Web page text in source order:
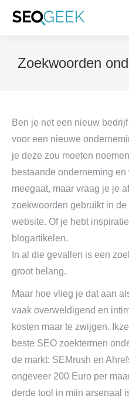
Zoekwoorden
Ben je net een nieuw
voor een nieuwe
je deze zou moeten
bestaande onderneming
meegaat, maar vraag je je
zoekwoorden gebruikt in
website. Of je hebt
blogartikelen.
In al die gevallen is een
groot belang.
Maar hoe vlieg je dat aan
vaak overweldigend en
kosten maar te zwijgen.
beste SEO zoektermen
de markt: SEMrush en
ongeveer 200 Euro per
derde tool in mijn arsenaal